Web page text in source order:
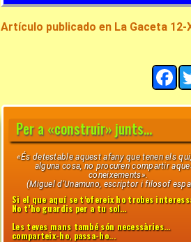
Artículo publicado en La Gaceta 12-
Per a «construir» junts...
«És detestable aquest afany que tenen els
alguna cosa, no procuren compartir
coneixements».
(Miguel d'Unamuno, escriptor i filosof
Si el que aquí se t‘ofereix ho trobes
No t’ho guardis per a tu sol…
Les teves mans també són necessàries...
comparteix-ho, passa-ho...